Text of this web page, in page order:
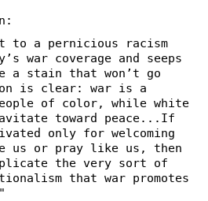
to a pernicious racism
war coverage and seeps
stain that won’t go
is clear: war is a
of color, while white
toward peace...If
only for welcoming
us or pray like us, then
the very sort of
that war promotes